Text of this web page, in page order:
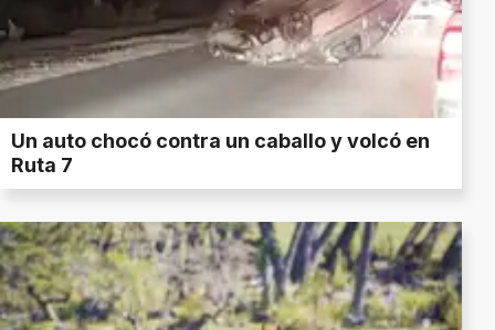
Un auto chocó contra un caballo y volcó en
Ruta 7